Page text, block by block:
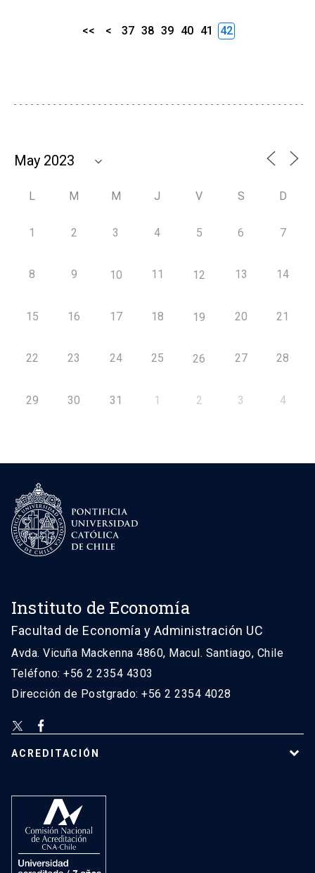
<< < 37 38 39 40 41 42
L M M J V S D
1 2 3 4 5 6 7
8 9 10 11 12 13 14
15 16 17 18 19 20 21
22 23 24 25 26 27 28
29 30 31 1 2 3 4
Instituto de Economía
Facultad de Economía y Administración UC
Avda. Vicuña Mackenna 4860, Macul. Santiago, Chile
Teléfono: +56 2 2354 4303
Dirección de Postgrado: +56 2 2354 4028
ACREDITACIÓN